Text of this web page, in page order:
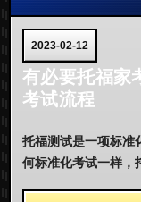
2023-02-12
有必要托福家
考试流程
托福测试是一项标准
何标准化考试一样